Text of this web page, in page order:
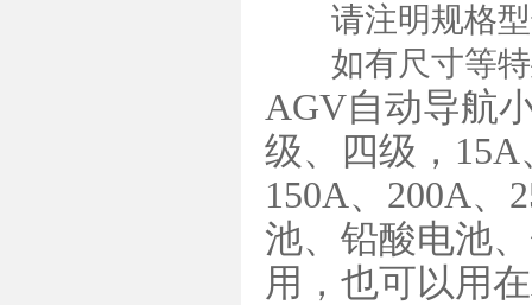
请注明规格型
如有尺寸等特
AGV自动导航
级、四级，15A
150A、200A、
池、铅酸电池
用，也可以用